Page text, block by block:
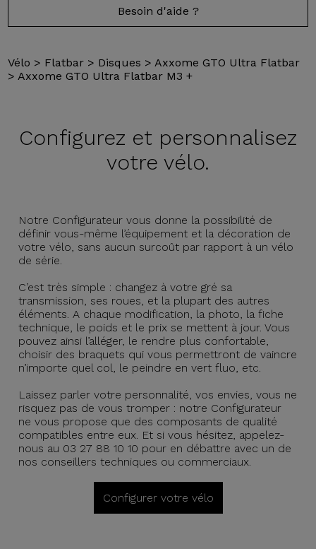
Besoin d'aide ?
Vélo > Flatbar > Disques > Axxome GTO Ultra Flatbar
> Axxome GTO Ultra Flatbar M3 +
Configurez et personnalisez
votre vélo.
Notre Configurateur vous donne la possibilité de
définir vous-même l’équipement et la décoration de
votre vélo, sans aucun surcoût par rapport à un vélo
de série.
C’est très simple : changez à votre gré sa
transmission, ses roues, et la plupart des autres
éléments. A chaque modification, la photo, la fiche
technique, le poids et le prix se mettent à jour. Vous
pouvez ainsi l’alléger, le rendre plus confortable,
choisir des braquets qui vous permettront de vaincre
n’importe quel col, le peindre en vert fluo, etc.
Laissez parler votre personnalité, vos envies, vous ne
risquez pas de vous tromper : notre Configurateur
ne vous propose que des composants de qualité
compatibles entre eux. Et si vous hésitez, appelez-
nous au 03 27 88 10 10 pour en débattre avec un de
nos conseillers techniques ou commerciaux.
Configurer votre vélo